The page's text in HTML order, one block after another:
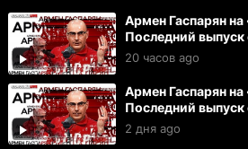
Армен Гаспарян
Последний
20 часов ago
Армен Гаспарян
Последний
2 дня ago